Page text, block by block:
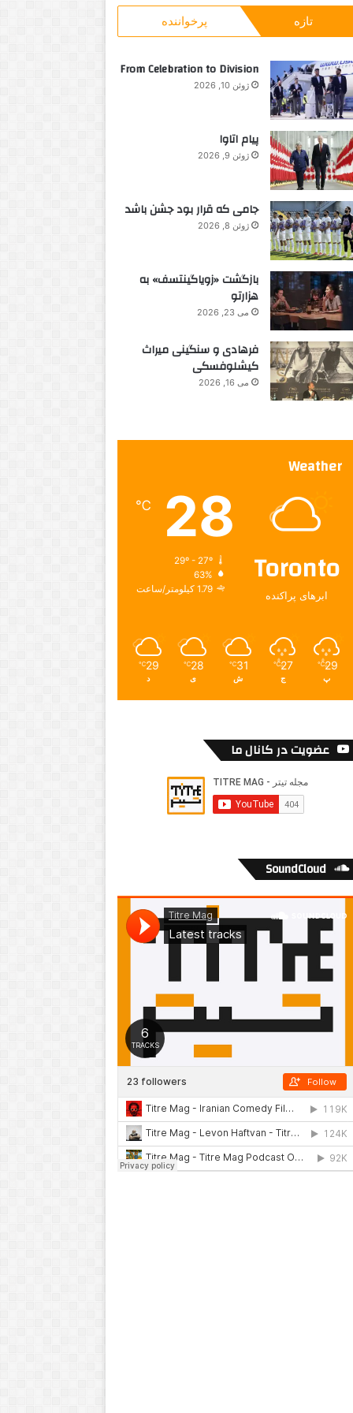
و
ب
ر
ی
تازه پرخواننده
From Celebration to Division
ژوئن 10, 2026
پیام اتاوا
ژوئن 9, 2026
جامی که قرار بود جشن باشد
ژوئن 8, 2026
بازگشت «زویاگینتسف» به
هزارتو
می 23, 2026
فرهادی و سنگینی میراث
کیشلوفسکی
می 16, 2026
Weather
Toronto
ابرهای پراکنده
28
℃
29º - 27º
63%
1.79 کیلومتر/ساعت
29
℃
پ
27
℃
ج
31
℃
ش
28
℃
ی
29
℃
د
عضویت در کانال ما
SoundCloud